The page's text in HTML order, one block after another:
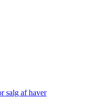
salg af haver